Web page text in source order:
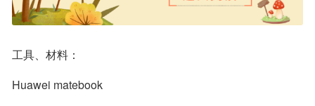
工具、材料：
Huawei matebook